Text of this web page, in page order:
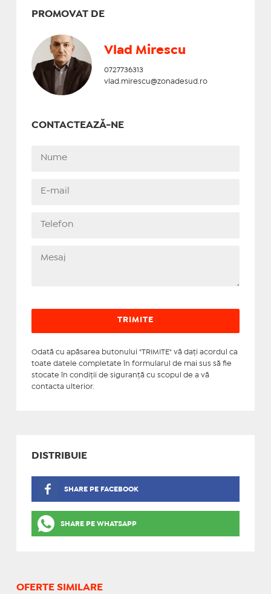
PROMOVAT DE
Vlad Mirescu
0727736313
vlad.mirescu@zonadesud.ro
CONTACTEAZĂ-NE
Odată cu apăsarea butonului "TRIMITE" vă daţi acordul ca
toate datele completate în formularul de mai sus să fie
stocate în condiţii de siguranţă cu scopul de a vă
contacta ulterior.
DISTRIBUIE
SHARE PE FACEBOOK
SHARE PE WHATSAPP
OFERTE SIMILARE